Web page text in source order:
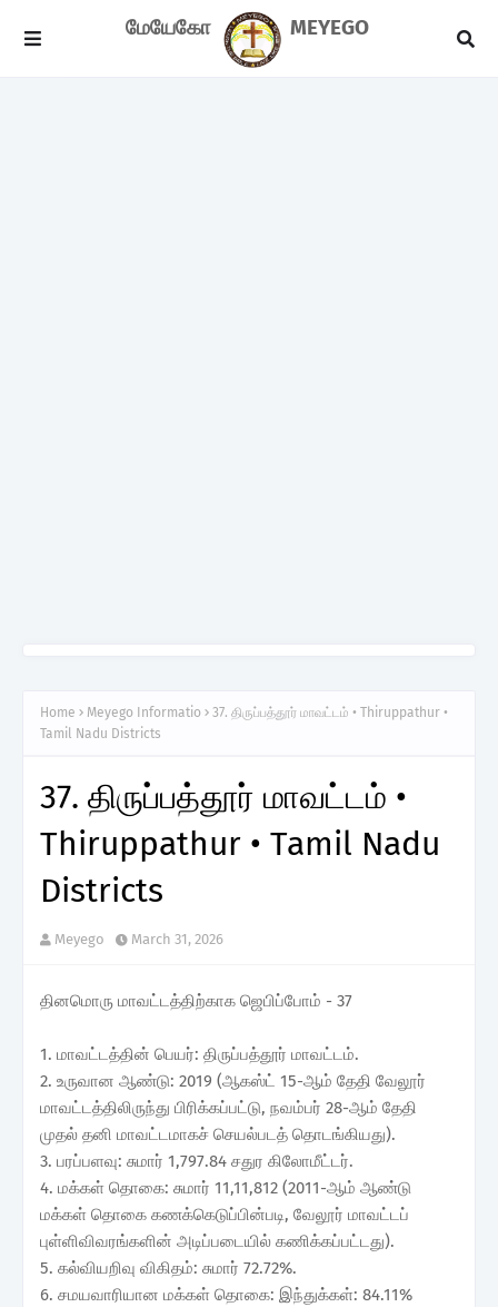
மேயேகோ MEYEGO
Home Meyego Informatio
37. திருப்பத்தூர் மாவட்டம் • Thiruppathur •
Tamil Nadu Districts
37. திருப்பத்தூர் மாவட்டம் •
Thiruppathur • Tamil Nadu
Districts
Meyego March 31, 2026
தினமொரு மாவட்டத்திற்காக ஜெபிப்போம் - 37
1. மாவட்டத்தின் பெயர்: திருப்பத்தூர் மாவட்டம்.
2. உருவான ஆண்டு: 2019 (ஆகஸ்ட் 15-ஆம் தேதி வேலூர்
மாவட்டத்திலிருந்து பிரிக்கப்பட்டு, நவம்பர் 28-ஆம் தேதி
முதல் தனி மாவட்டமாகச் செயல்படத் தொடங்கியது).
3. பரப்பளவு: சுமார் 1,797.84 சதுர கிலோமீட்டர்.
4. மக்கள் தொகை: சுமார் 11,11,812 (2011-ஆம் ஆண்டு
மக்கள் தொகை கணக்கெடுப்பின்படி, வேலூர் மாவட்டப்
புள்ளிவிவரங்களின் அடிப்படையில் கணிக்கப்பட்டது).
5. கல்வியறிவு விகிதம்: சுமார் 72.72%.
6. சமயவாரியான மக்கள் தொகை: இந்துக்கள்: 84.11%